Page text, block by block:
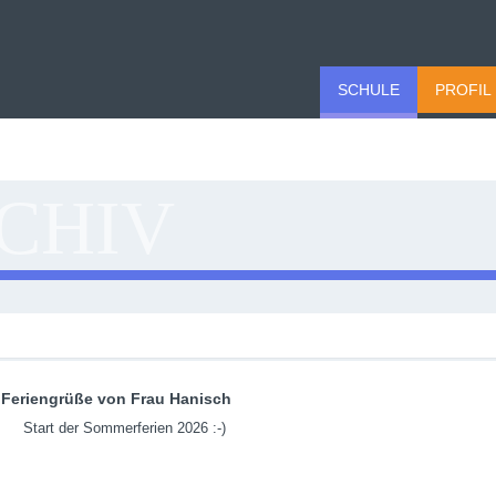
SCHULE PROFIL
Feriengrüße von Frau Hanisch
Start der Sommerferien 2026 :-)